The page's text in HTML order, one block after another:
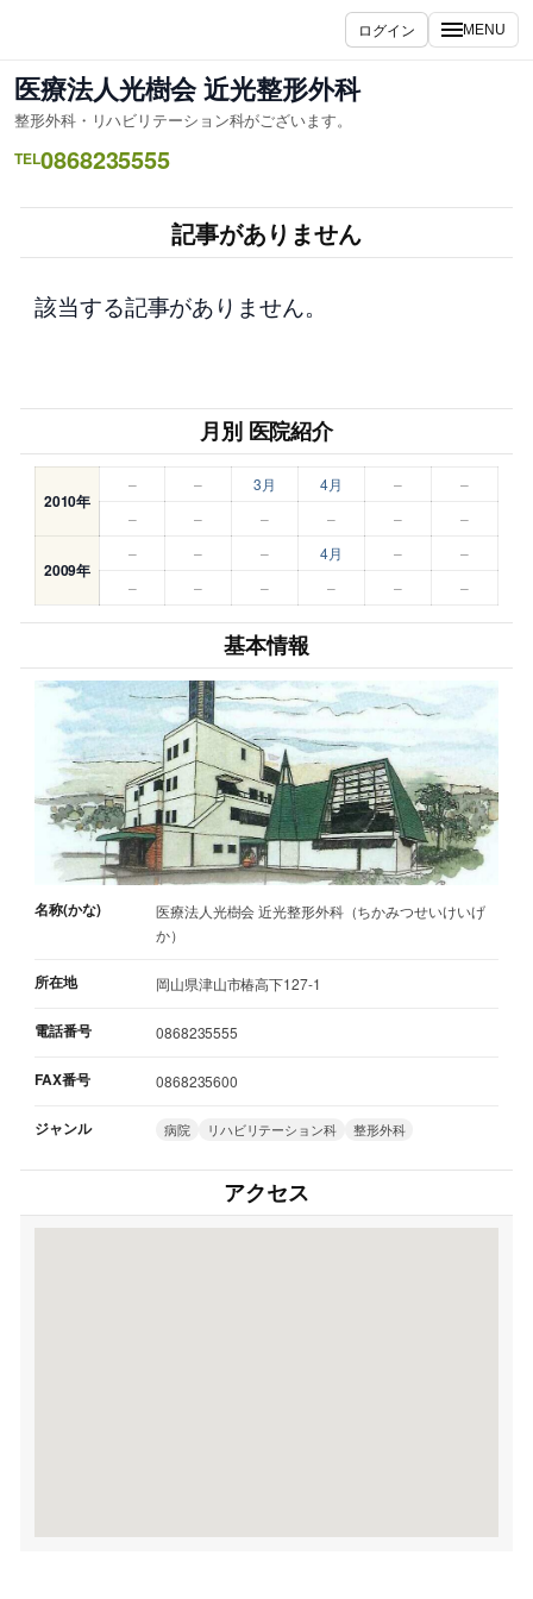
を
ス
キ
ッ
ログイン MENU
医療法人光樹会 近光整形外科
整形外科・リハビリテーション科がございます。
TEL0868235555
記事がありません
該当する記事がありません。
月別 医院紹介
2010年
– – 3月 4月 –
–
–
– – – – –
2009年
– – – 4月 –
–
–
– – – – –
基本情報
名称(かな)
医療法人光樹会 近光整形外科（ちかみつせいけいげ
か）
所在地 岡山県津山市椿高下127-1
電話番号 0868235555
FAX番号 0868235600
ジャンル 病院 リハビリテーション科 整形外科
アクセス